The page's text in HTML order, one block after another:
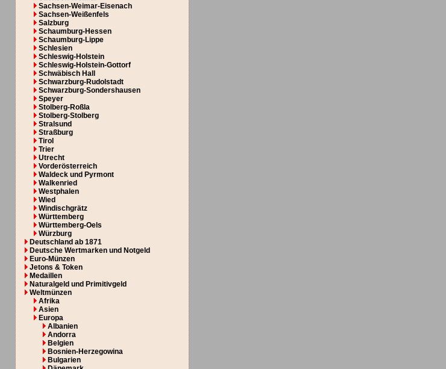
Sachsen-Weimar-Eisenach
Sachsen-Weißenfels
Salzburg
Schaumburg-Hessen
Schaumburg-Lippe
Schlesien
Schleswig-Holstein
Schleswig-Holstein-Gottorf
Schwäbisch Hall
Schwarzburg-Rudolstadt
Schwarzburg-Sondershausen
Speyer
Stolberg-Roßla
Stolberg-Stolberg
Stralsund
Straßburg
Tirol
Trier
Utrecht
Vorderösterreich
Waldeck und Pyrmont
Walkenried
Westphalen
Wied
Windischgrätz
Württemberg
Württemberg-Oels
Würzburg
Deutschland ab 1871
Deutsche Wertmarken und Notgeld
Euro-Münzen
Jetons & Token
Medaillen
Naturalgeld und Primitivgeld
Weltmünzen
Afrika
Asien
Europa
Albanien
Andorra
Belgien
Bosnien-Herzegowina
Bulgarien